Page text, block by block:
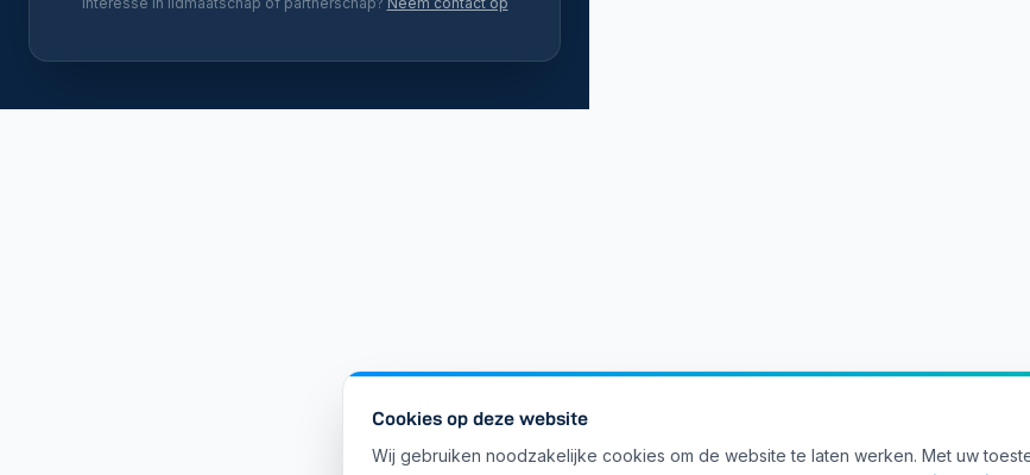
Cookies op deze website
Wij gebruiken noodzakelijke cookies om de website te laten werken. Met uw